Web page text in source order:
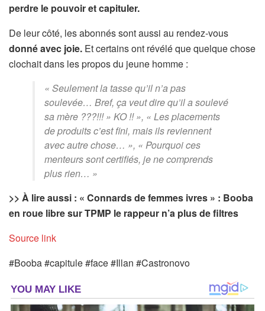
perdre le pouvoir et capituler.
De leur côté, les abonnés sont aussi au rendez-vous
donné avec joie. Et certains ont révélé que quelque chose
clochait dans les propos du jeune homme :
« Seulement la tasse qu’il n’a pas
soulevée… Bref, ça veut dire qu’il a soulevé
sa mère ???!!! » KO !! », « Les placements
de produits c’est fini, mais ils reviennent
avec autre chose… », « Pourquoi ces
menteurs sont certifiés, je ne comprends
plus rien… »
>> À lire aussi : « Connards de femmes ivres » : Booba
en roue libre sur TPMP le rappeur n’a plus de filtres
Source link
#Booba #capitule #face #Illan #Castronovo